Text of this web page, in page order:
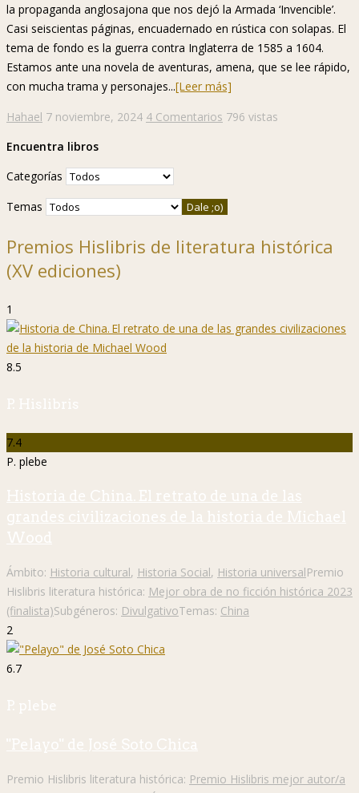
la propaganda anglosajona que nos dejó la Armada ‘Invencible’.
Casi seiscientas páginas, encuadernado en rústica con solapas. El
tema de fondo es la guerra contra Inglaterra de 1585 a 1604.
Estamos ante una novela de aventuras, amena, que se lee rápido,
con mucha trama y personajes...[Leer más]
Hahael 7 noviembre, 2024 4 Comentarios 796 vistas
Encuentra libros
Categorías
Temas
Premios Hislibris de literatura histórica
(XV ediciones)
1
8.5
P. Hislibris
7.4
P. plebe
Historia de China. El retrato de una de las
grandes civilizaciones de la historia de Michael
Wood
Ámbito: Historia cultural, Historia Social, Historia universalPremio
Hislibris literatura histórica: Mejor obra de no ficción histórica 2023
(finalista)Subgéneros: DivulgativoTemas: China
2
6.7
P. plebe
"Pelayo" de José Soto Chica
Premio Hislibris literatura histórica: Premio Hislibris mejor autor/a